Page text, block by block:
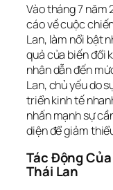
Vào tháng 7 năm
cáo về cuộc
Lan, làm nổi bật
quả của biến đổi
nhân dẫn đến
Lan, chủ yếu do
triển kinh tế
nhấn mạnh sự
diện để giảm
Tác Động
Thái Lan